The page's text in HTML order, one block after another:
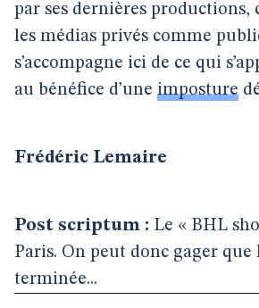
par ses dernières productions,
les médias privés comme
s’accompagne ici de ce qui
au bénéfice d’une imposture
Frédéric Lemaire
Post scriptum : Le « BHL
Paris. On peut donc gager
terminée...